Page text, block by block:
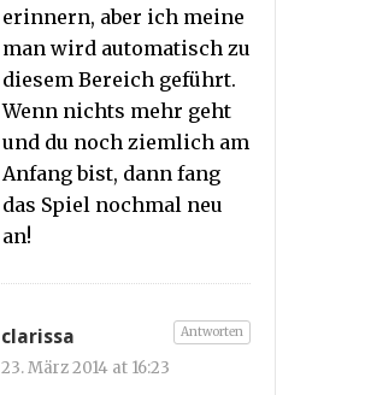
erinnern, aber ich meine
man wird automatisch zu
diesem Bereich geführt.
Wenn nichts mehr geht
und du noch ziemlich am
Anfang bist, dann fang
das Spiel nochmal neu
an!
clarissa
23. März 2014 at 16:23
Antworten